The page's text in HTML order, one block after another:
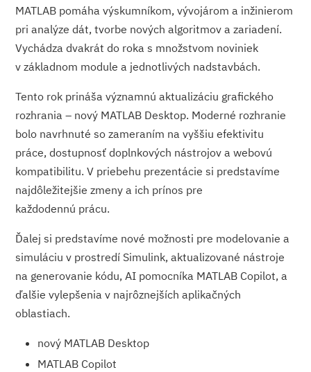
MATLAB pomáha výskumníkom, vývojárom a inžinierom
pri analýze dát, tvorbe nových algoritmov a zariadení.
Vychádza dvakrát do roka s množstvom noviniek
v základnom module a jednotlivých nadstavbách.
Tento rok prináša významnú aktualizáciu grafického
rozhrania – nový MATLAB Desktop. Moderné rozhranie
bolo navrhnuté so zameraním na vyššiu efektivitu
práce, dostupnosť doplnkových nástrojov a webovú
kompatibilitu. V priebehu prezentácie si predstavíme
najdôležitejšie zmeny a ich prínos pre
každodennú prácu.
Ďalej si predstavíme nové možnosti pre modelovanie a
simuláciu v prostredí Simulink, aktualizované nástroje
na generovanie kódu, AI pomocníka MATLAB Copilot, a
ďalšie vylepšenia v najrôznejších aplikačných
oblastiach.
nový MATLAB Desktop
MATLAB Copilot